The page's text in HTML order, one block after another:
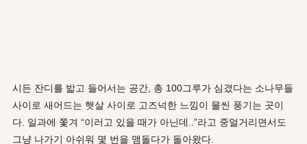
시든 잔디를 밟고 들어서는 공간, 총 100그루가 심겼다는 소나무들
사이로 새어드는 햇살 사이로 고즈넉한 느낌이 물씬 풍기는 곳이
다. 일과에 쫓겨 “이러고 있을 때가 아닌데..”라고 중얼거리면서도
그냥 나가기 아쉬워 몇 번을 맴돌다가 돌아왔다.